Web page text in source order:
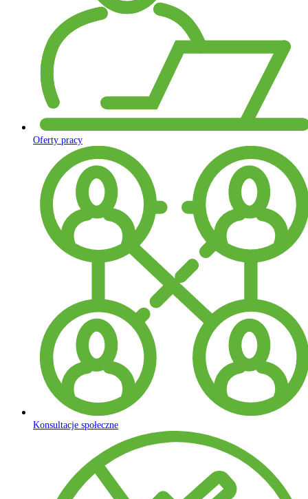
Oferty pracy
Konsultacje społeczne